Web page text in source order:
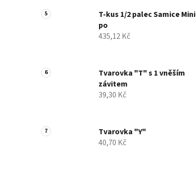
T-kus 1/2 palec Samice Mini
po
435,12 Kč
Tvarovka "T" s 1 vněším
závitem
39,30 Kč
Tvarovka "Y"
40,70 Kč